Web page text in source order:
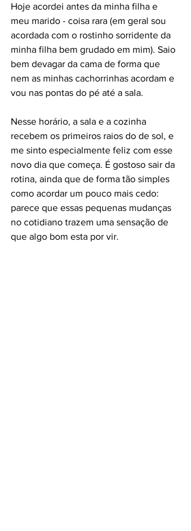
Hoje acordei antes da minha filha e
meu marido - coisa rara (em geral sou
acordada com o rostinho sorridente da
minha filha bem grudado em mim). Saio
bem devagar da cama de forma que
nem as minhas cachorrinhas acordam e
vou nas pontas do pé até a sala.
Nesse horário, a sala e a cozinha
recebem os primeiros raios do de sol, e
me sinto especialmente feliz com esse
novo dia que começa. É gostoso sair da
rotina, ainda que de forma tão simples
como acordar um pouco mais cedo:
parece que essas pequenas mudanças
no cotidiano trazem uma sensação de
que algo bom esta por vir.